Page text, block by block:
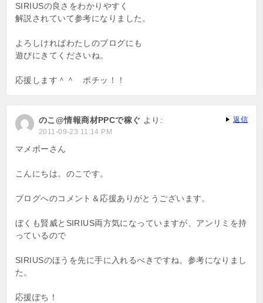
SIRIUSの良さをわかりやすく
解説されていて参考になりました。
よろしければわたしのブログにも
遊びにきてくださいね。
応援します＾＾ ポチッ！！
のこ@情報商材PPCで稼ぐ より:
2011-09-23 11:14 PM
マメボーさん
こんにちは。のこです。
ブログへのコメント＆応援ありがとうございます。
ぼくも賢威とSIRIUS両方気になっていますが、アンリミを持
っているので
SIRIUSのほうを先に手に入れるべきですね。参考になりまし
た。
応援ぽち！
返信